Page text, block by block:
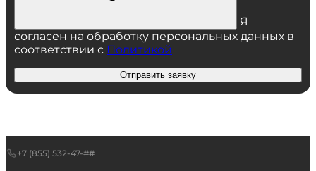
Я
согласен на обработку персональных данных в
соответствии с Политикой
Отправить заявку
+7 (855) 532-47-##